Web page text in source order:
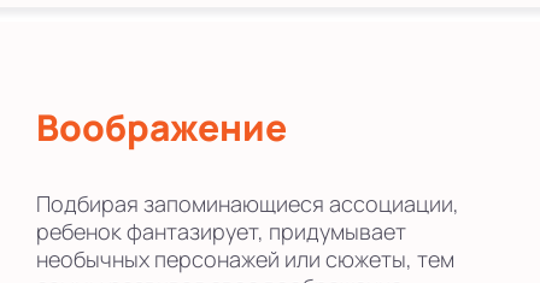
Воображение
Подбирая запоминающиеся ассоциации,
ребенок фантазирует, придумывает
необычных персонажей или сюжеты, тем